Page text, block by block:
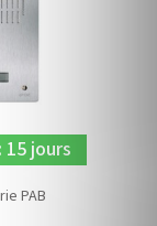
jours
PAB